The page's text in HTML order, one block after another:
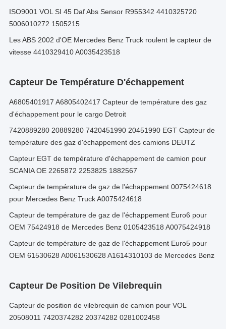
ISO9001 VOL SI 45 Daf Abs Sensor R955342 4410325720
5006010272 1505215
Les ABS 2002 d'OE Mercedes Benz Truck roulent le capteur de
vitesse 4410329410 A0035423518
Capteur De Température D'échappement
A6805401917 A6805402417 Capteur de température des gaz
d'échappement pour le cargo Detroit
7420889280 20889280 7420451990 20451990 EGT Capteur de
température des gaz d'échappement des camions DEUTZ
Capteur EGT de température d'échappement de camion pour
SCANIA OE 2265872 2253825 1882567
Capteur de température de gaz de l'échappement 0075424618
pour Mercedes Benz Truck A0075424618
Capteur de température de gaz de l'échappement Euro6 pour
OEM 75424918 de Mercedes Benz 0105423518 A0075424918
Capteur de température de gaz de l'échappement Euro5 pour
OEM 61530628 A0061530628 A1614310103 de Mercedes Benz
Capteur De Position De Vilebrequin
Capteur de position de vilebrequin de camion pour VOL
20508011 7420374282 20374282 0281002458